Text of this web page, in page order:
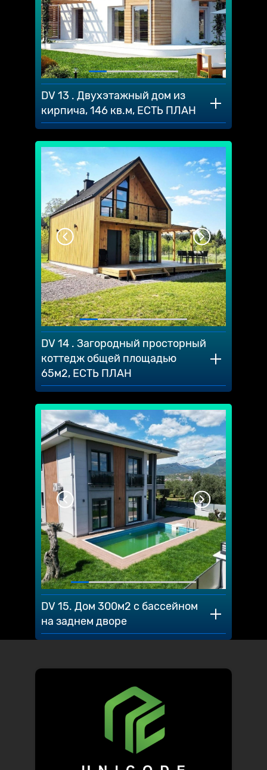
DV 13 . Двухэтажный дом из
кирпича, 146 кв.м, ЕСТЬ ПЛАН
DV 14 . Загородный просторный
коттедж общей площадью
65м2, ЕСТЬ ПЛАН
DV 15. Дом 300м2 с бассейном
на заднем дворе